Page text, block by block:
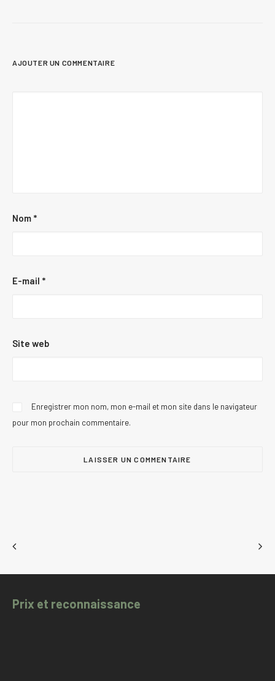
AJOUTER UN COMMENTAIRE
Nom *
E-mail *
Site web
Enregistrer mon nom, mon e-mail et mon site dans le navigateur
pour mon prochain commentaire.
Prix et reconnaissance